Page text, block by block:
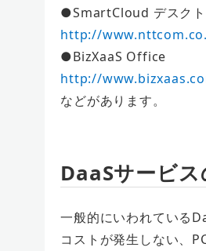
●SmartCloud デスク
http://
●BizXaaS Office
http://
などがあります。
DaaSサービ
一般的にいわれている
コストが発生しない、